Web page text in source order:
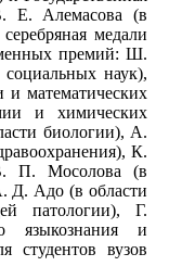
Е. Алемасова (в
медали
премий: Ш.
наук),
математических
и химических
биологии), А.
К.
П. Мосолова (в
Д. Адо (в области
патологии), Г.
языкознания и
студентов вузов